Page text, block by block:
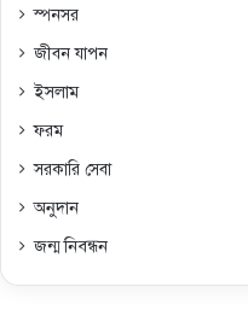
স্পনসর
জীবন যাপন
ইসলাম
ফরম
সরকারি সেবা
অনুদান
জন্ম নিবন্ধন